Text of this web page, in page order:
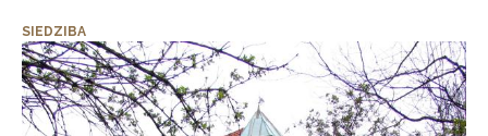
SIEDZIBA